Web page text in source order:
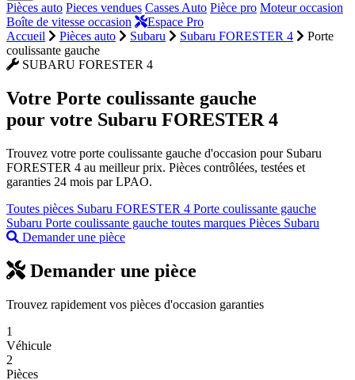
Pièces auto Pieces vendues Casses Auto Pièce pro Moteur occasion
Boîte de vitesse occasion
Espace Pro
Accueil
Pièces auto Subaru Subaru FORESTER 4
Porte
coulissante gauche
SUBARU FORESTER 4
Votre Porte coulissante gauche
pour votre Subaru FORESTER 4
Trouvez votre porte coulissante gauche d'occasion pour Subaru
FORESTER 4 au meilleur prix. Pièces contrôlées, testées et
garanties 24 mois par LPAO.
Toutes pièces Subaru FORESTER 4 Porte coulissante gauche
Subaru Porte coulissante gauche toutes marques Pièces Subaru
Demander une pièce
Demander une pièce
Trouvez rapidement vos pièces d'occasion garanties
1
Véhicule
2
Pièces